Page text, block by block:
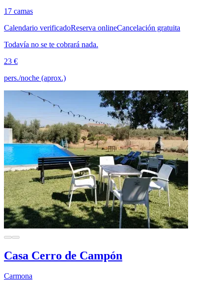
17 camas
Calendario verificadoReserva onlineCancelación gratuita
Todavía no se te cobrará nada.
23 €
pers./noche (aprox.)
Casa Cerro de Campón
Carmona